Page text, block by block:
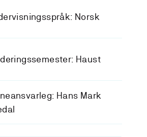
Norsk
Haust
Hans Mark